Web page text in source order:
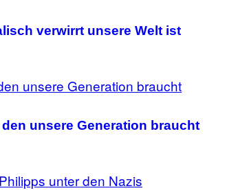
verwirrt unsere Welt ist
unsere Generation braucht